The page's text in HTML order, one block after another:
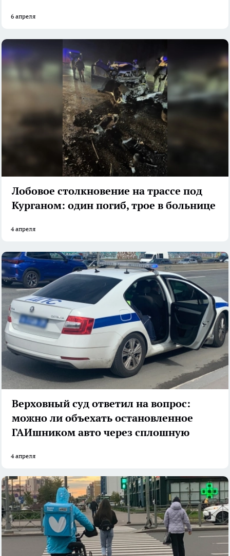
6 апреля
Лобовое столкновение на трассе под
Курганом: один погиб, трое в больнице
4 апреля
Верховный суд ответил на вопрос:
можно ли объехать остановленное
ГАИшником авто через сплошную
4 апреля